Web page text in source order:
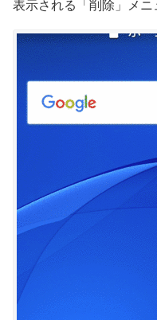
表示される「削除」メニ